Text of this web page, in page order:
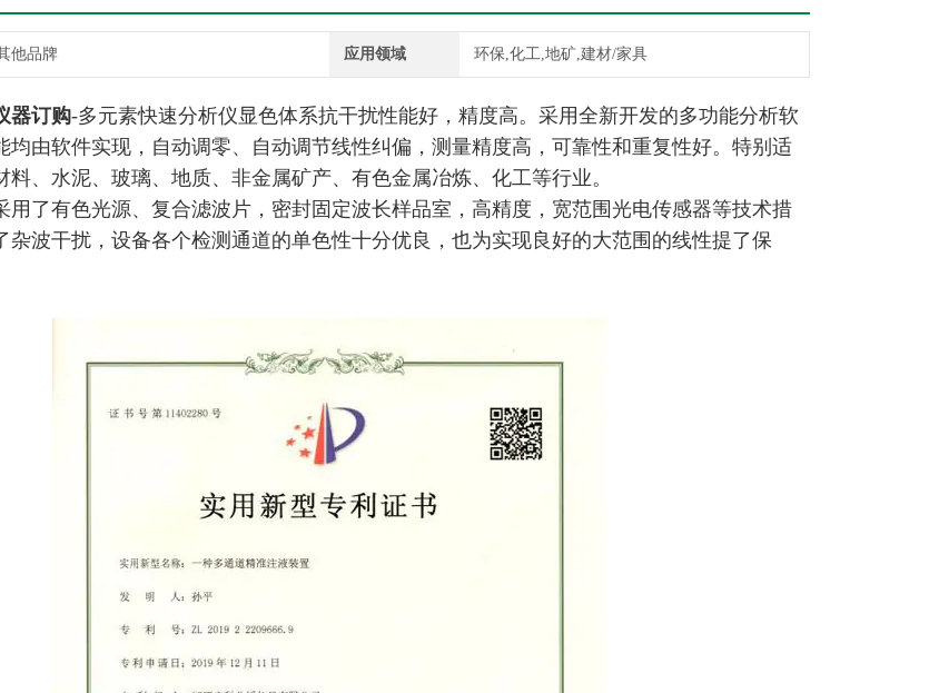
他品牌 应用领域 环保,化工,地矿,建材/家具
器订购-多元素快速分析仪显色体系抗干扰性能好，精度高。采用全新开发的多功能分析软
均由软件实现，自动调零、自动调节线性纠偏，测量精度高，可靠性和重复性好。特别适
料、水泥、玻璃、地质、非金属矿产、有色金属冶炼、化工等行业。
用了有色光源、复合滤波片，密封固定波长样品室，高精度，宽范围光电传感器等技术措
杂波干扰，设备各个检测通道的单色性十分优良，也为实现良好的大范围的线性提了保